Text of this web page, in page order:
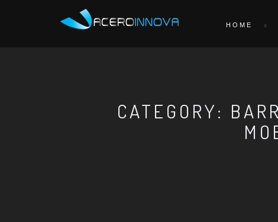
HOME
CATEGORY: